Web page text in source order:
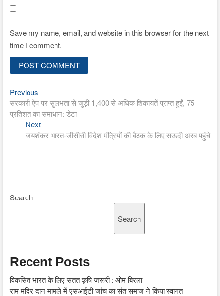
Save my name, email, and website in this browser for the next
time I comment.
Post
navigation
PreviousPrevious
post:
सरकारी ऐप पर सुलभता से जुड़ी 1,400 से अधिक शिकायतें प्राप्त हुईं, 75
प्रतिशत का समाधान: डेटा
NextNext
post:
जयशंकर भारत-जीसीसी विदेश मंत्रियों की बैठक के लिए सऊदी अरब पहुंचे
Search
Search
Recent Posts
विकसित भारत के लिए सतत कृषि जरूरी : ओम बिरला
राम मंदिर दान मामले में एसआईटी जांच का संत समाज ने किया स्वागत